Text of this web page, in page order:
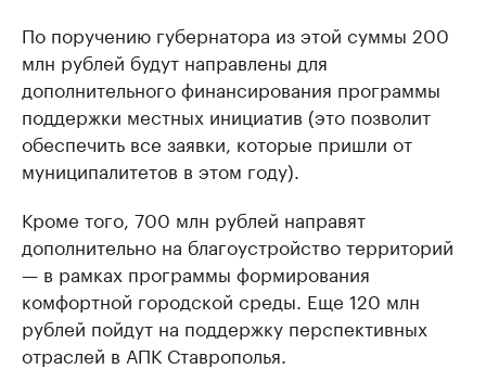
По поручению губернатора из этой суммы 200
млн рублей будут направлены для
дополнительного финансирования программы
поддержки местных инициатив (это позволит
обеспечить все заявки, которые пришли от
муниципалитетов в этом году).
Кроме того, 700 млн рублей направят
дополнительно на благоустройство территорий
— в рамках программы формирования
комфортной городской среды. Еще 120 млн
рублей пойдут на поддержку перспективных
отраслей в АПК Ставрополья.